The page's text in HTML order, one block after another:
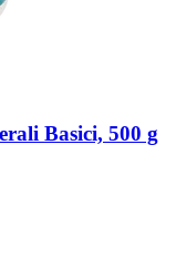
Basici, 500 g